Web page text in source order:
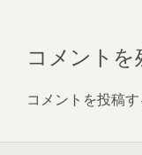
コメントを
コメントを投稿